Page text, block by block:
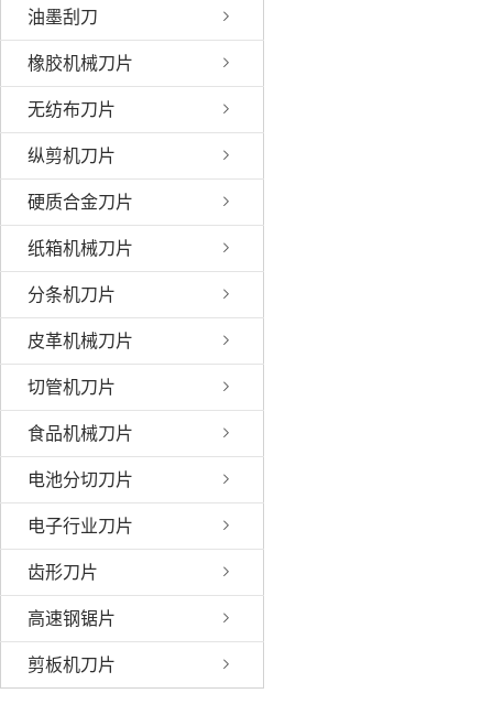
油墨刮刀
橡胶机械刀片
无纺布刀片
纵剪机刀片
硬质合金刀片
纸箱机械刀片
分条机刀片
皮革机械刀片
切管机刀片
食品机械刀片
电池分切刀片
电子行业刀片
齿形刀片
高速钢锯片
剪板机刀片